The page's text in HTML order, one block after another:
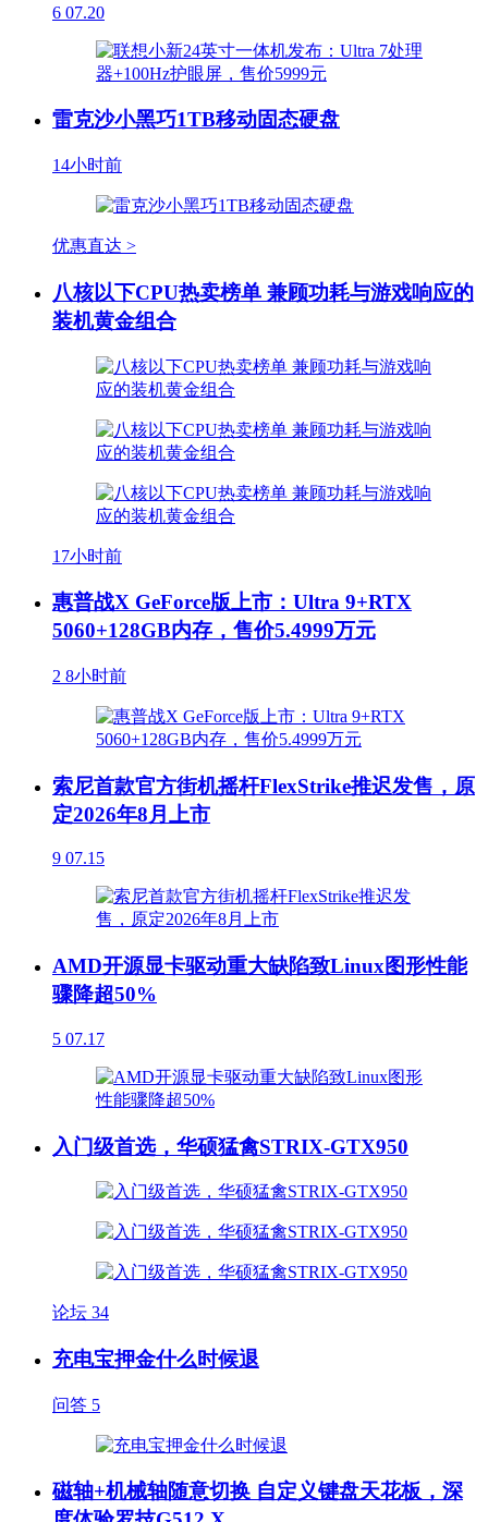
6 07.20
雷克沙小黑巧1TB移动固态硬盘
14小时前
优惠直达 >
八核以下CPU热卖榜单 兼顾功耗与游戏响应的
装机黄金组合
17小时前
惠普战X GeForce版上市：Ultra 9+RTX
5060+128GB内存，售价5.4999万元
2 8小时前
索尼首款官方街机摇杆FlexStrike推迟发售，原
定2026年8月上市
9 07.15
AMD开源显卡驱动重大缺陷致Linux图形性能
骤降超50%
5 07.17
入门级首选，华硕猛禽STRIX-GTX950
论坛 34
充电宝押金什么时候退
问答 5
磁轴+机械轴随意切换 自定义键盘天花板，深